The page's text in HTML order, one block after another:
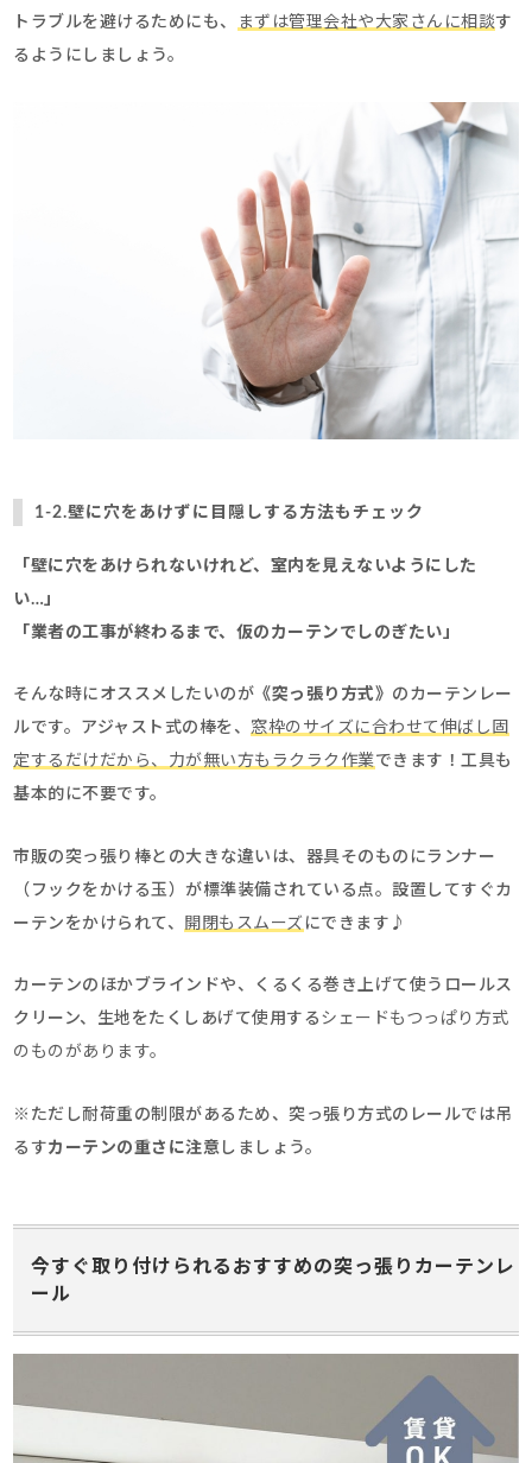
トラブルを避けるためにも、
まずは管理会社や大家さんに相談す
るようにしましょう。
1-2.壁に穴をあけずに目隠しする方法もチェック
「壁に穴をあけられないけれど、室内を見えないようにした
い…」
「業者の工事が終わるまで、仮のカーテンでしのぎたい」
そんな時にオススメしたいのが 《突っ張り方式》 のカーテンレー
ルです。アジャスト式の棒を、 窓枠のサイズに合わせて伸ばし固
定するだけだから、 力が無い方もラクラク作業できます！工具も
基本的に不要です。
市販の突っ張り棒との大きな違いは、器具そのものにランナー
（フックをかける玉）が標準装備されている点。設置してすぐカ
ーテンをかけられて、
開閉もスムーズ にできます♪
カーテンのほかブラインドや、くるくる巻き上げて使うロールス
クリーン、生地をたくしあげて使用する シェード もつっぱり方式
のものがあります。
※ただし耐荷重の制限があるため、突っ張り方式のレールでは吊
るすカーテンの重さに注意 しましょう。
今すぐ取り付けられるおすすめの突っ張りカーテンレ
ール